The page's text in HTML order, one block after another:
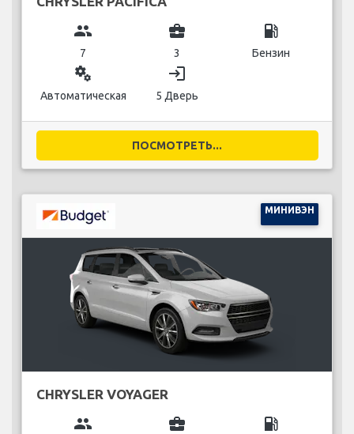
group
7
business_center
3
local_gas_station
Бензин
miscellaneous_services
Автоматическая
login
5 Дверь
ПОСМОТРЕТЬ...
МИНИВЭН
CHRYSLER VOYAGER
group business_center local_gas_station